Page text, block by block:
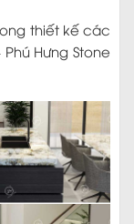
thiết kế các
Hưng Stone